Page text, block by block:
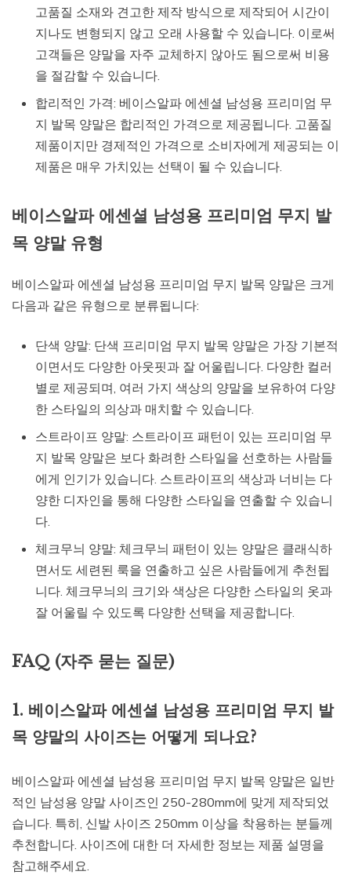
고품질 소재와 견고한 제작 방식으로 제작되어 시간이
지나도 변형되지 않고 오래 사용할 수 있습니다. 이로써
고객들은 양말을 자주 교체하지 않아도 됨으로써 비용
을 절감할 수 있습니다.
합리적인 가격: 베이스알파 에센셜 남성용 프리미엄 무
지 발목 양말은 합리적인 가격으로 제공됩니다. 고품질
제품이지만 경제적인 가격으로 소비자에게 제공되는 이
제품은 매우 가치있는 선택이 될 수 있습니다.
베이스알파 에센셜 남성용 프리미엄 무지 발
목 양말 유형
베이스알파 에센셜 남성용 프리미엄 무지 발목 양말은 크게
다음과 같은 유형으로 분류됩니다:
단색 양말: 단색 프리미엄 무지 발목 양말은 가장 기본적
이면서도 다양한 아웃핏과 잘 어울립니다. 다양한 컬러
별로 제공되며, 여러 가지 색상의 양말을 보유하여 다양
한 스타일의 의상과 매치할 수 있습니다.
스트라이프 양말: 스트라이프 패턴이 있는 프리미엄 무
지 발목 양말은 보다 화려한 스타일을 선호하는 사람들
에게 인기가 있습니다. 스트라이프의 색상과 너비는 다
양한 디자인을 통해 다양한 스타일을 연출할 수 있습니
다.
체크무늬 양말: 체크무늬 패턴이 있는 양말은 클래식하
면서도 세련된 룩을 연출하고 싶은 사람들에게 추천됩
니다. 체크무늬의 크기와 색상은 다양한 스타일의 옷과
잘 어울릴 수 있도록 다양한 선택을 제공합니다.
FAQ (자주 묻는 질문)
1. 베이스알파 에센셜 남성용 프리미엄 무지 발
목 양말의 사이즈는 어떻게 되나요?
베이스알파 에센셜 남성용 프리미엄 무지 발목 양말은 일반
적인 남성용 양말 사이즈인 250-280mm에 맞게 제작되었
습니다. 특히, 신발 사이즈 250mm 이상을 착용하는 분들께
추천합니다. 사이즈에 대한 더 자세한 정보는 제품 설명을
참고해주세요.